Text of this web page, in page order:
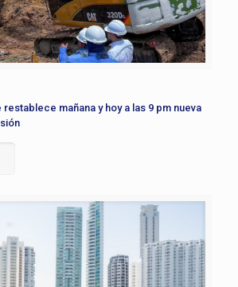
mañana y hoy a las 9 pm nueva